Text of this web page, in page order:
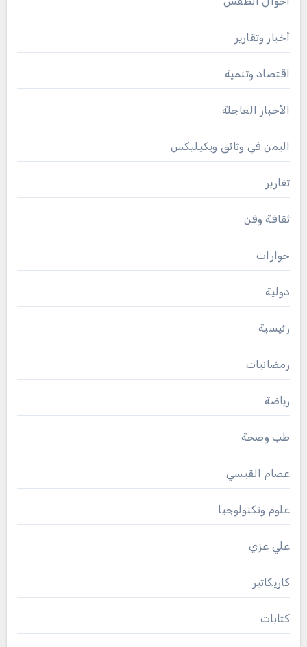
أخبار وتقارير
اقتصاد وتنمية
الأخبار العاجلة
اليمن في وثائق ويكيليكس
تقارير
ثقافة وفن
حوارات
دولية
رئيسية
رمضانيات
رياضة
طب وصحة
عصام القيسي
علوم وتكنولوجيا
علي عزي
كاريكاتير
كتابات